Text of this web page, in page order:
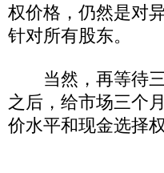
权价格，仍然是对
针对所有股东。
当然，再等待三
之后，给市场三个
价水平和现金选择